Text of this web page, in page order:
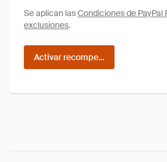
Se aplican lasCondiciones de PayPal
exclusiones.
Activar recompensas